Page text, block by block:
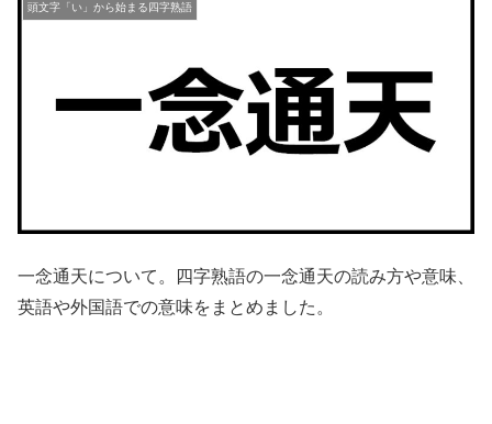
頭文字「い」から始まる四字熟語
一念通天について。四字熟語の一念通天の読み方や意味、
英語や外国語での意味をまとめました。